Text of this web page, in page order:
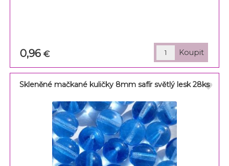
0,96€
Skleněné mačkané kuličky 8mm safír světlý lesk 28ks